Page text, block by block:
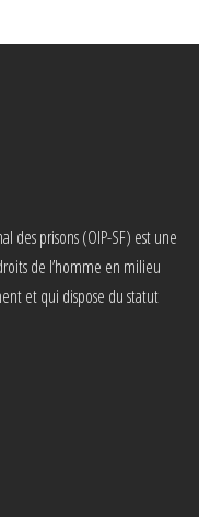
des prisons (OIP-SF) est une
de l’homme en milieu
et qui dispose du statut